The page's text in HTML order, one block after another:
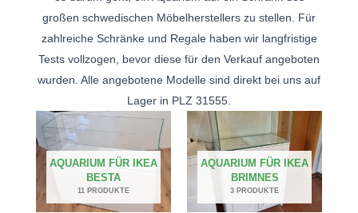
großen schwedischen Möbelherstellers zu stellen. Für
zahlreiche Schränke und Regale haben wir langfristige
Tests vollzogen, bevor diese für den Verkauf angeboten
wurden. Alle angebotene Modelle sind direkt bei uns auf
Lager in PLZ 31555.
AQUARIUM FÜR IKEA
BESTA
11 PRODUKTE
AQUARIUM FÜR IKEA
BRIMNES
3 PRODUKTE